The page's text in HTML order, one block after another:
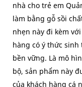
nhà cho trẻ em
làm bằng gỗ sồi
nhẹn này đi kèm
hàng có ý thức
bền vững. Là mô
bộ, sản phẩm này
của khách hàng cá